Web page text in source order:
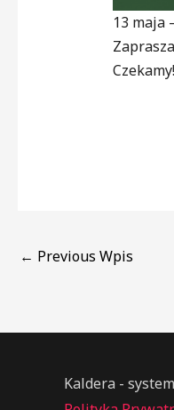
13 maja
← Previous Wpis
Kaldera -